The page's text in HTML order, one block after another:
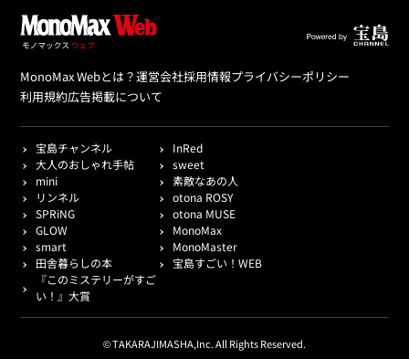
MonoMax Webとは？運営会社採用情報プライバシーポリシー
利用規約広告掲載について
宝島チャンネル
InRed
大人のおしゃれ手帖
sweet
mini
素敵なあの人
リンネル
otona ROSY
SPRiNG
otona MUSE
GLOW
MonoMax
smart
MonoMaster
田舎暮らしの本
宝島すごい！WEB
『このミステリーがすご
い！』大賞
© TAKARAJIMASHA,Inc. All Rights Reserved.